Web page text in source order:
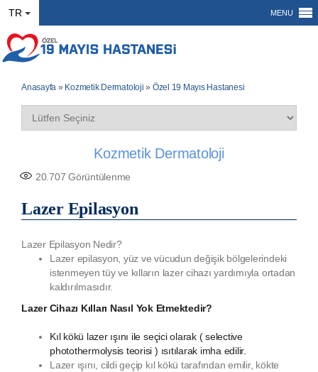
MENU
TR
Anasayfa » Kozmetik Dermatoloji » Özel 19 Mayıs Hastanesi
Kozmetik Dermatoloji
20.707 Görüntülenme
Lazer Epilasyon
Lazer Epilasyon Nedir?
Lazer epilasyon, yüz ve vücudun değişik bölgelerindeki
istenmeyen tüy ve kılların lazer cihazı yardımıyla ortadan
kaldırılmasıdır.
Lazer Cihazı Kılları Nasıl Yok Etmektedir?
Kıl kökü lazer ışını ile seçici olarak ( selective
photothermolysis teorisi ) ısıtılarak imha edilir.
Lazer ışını, cildi geçip kıl kökü tarafından emilir, kökte